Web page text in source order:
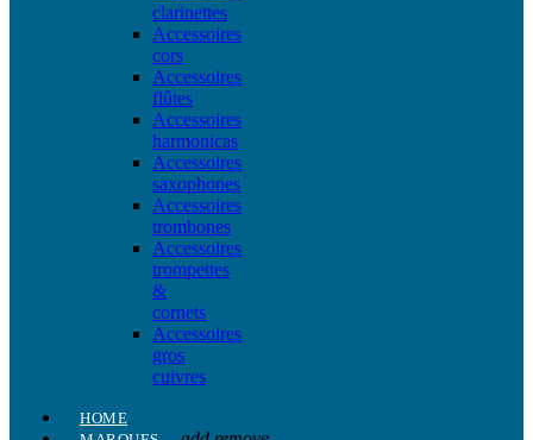
clarinettes
Accessoires
cors
Accessoires
flûtes
Accessoires
harmonicas
Accessoires
saxophones
Accessoires
trombones
Accessoires
trompettes
&
cornets
Accessoires
gros
cuivres
HOME